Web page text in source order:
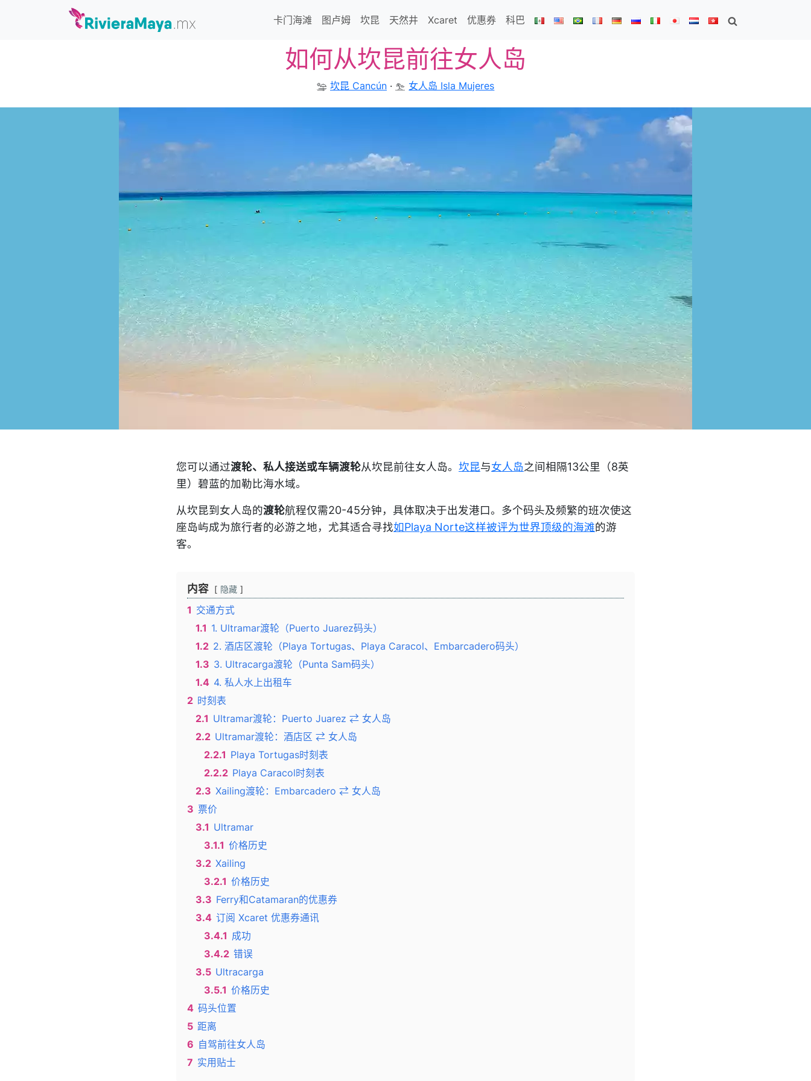
卡门海滩 图卢姆 坎昆 天然井 Xcaret 优惠券 科巴
如何从坎昆前往女人岛
坎昆 Cancún · 女人岛 Isla Mujeres
您可以通过渡轮、私人接送或车辆渡轮从坎昆前往女人岛。 坎昆与女人岛之间相隔13公里（8英
里）碧蓝的加勒比海水域。
从坎昆到女人岛的渡轮航程仅需20-45分钟，具体取决于出发港口。多个码头及频繁的班次使这
座岛屿成为旅行者的必游之地，尤其适合寻找如Playa Norte这样被评为世界顶级的海滩的游
客。
内容 隐藏
1 交通方式
1.1 1. Ultramar渡轮（Puerto Juarez码头）
1.2 2. 酒店区渡轮（Playa Tortugas、Playa Caracol、Embarcadero码头）
1.3 3. Ultracarga渡轮（Punta Sam码头）
1.4 4. 私人水上出租车
2 时刻表
2.1 Ultramar渡轮：Puerto Juarez ⇄ 女人岛
2.2 Ultramar渡轮：酒店区 ⇄ 女人岛
2.2.1 Playa Tortugas时刻表
2.2.2 Playa Caracol时刻表
2.3 Xailing渡轮：Embarcadero ⇄ 女人岛
3 票价
3.1 Ultramar
3.1.1 价格历史
3.2 Xailing
3.2.1 价格历史
3.3 Ferry和Catamaran的优惠券
3.4 订阅 Xcaret 优惠券通讯
3.4.1 成功
3.4.2 错误
3.5 Ultracarga
3.5.1 价格历史
4 码头位置
5 距离
6 自驾前往女人岛
7 实用贴士